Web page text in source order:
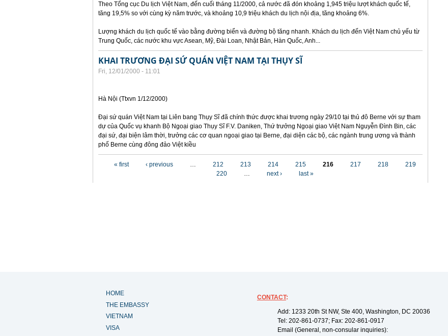
Theo Tổng cục Du lịch Việt Nam, đến cuối tháng 11/2000, cả nước đã đón khoảng 1,945 triệu lượt khách quốc tế,
tăng 19,5% so với cùng kỳ năm trước, và khoảng 10,9 triệu khách du lịch nội địa, tăng khoảng 6%.
Lượng khách du lịch quốc tế vào bằng đường biển và đường bộ tăng nhanh. Khách du lịch đến Việt Nam chủ yếu từ
Trung Quốc, các nước khu vực Asean, Mỹ, Đài Loan, Nhật Bản, Hàn Quốc, Anh...
KHAI TRƯƠNG ĐẠI SỨ QUÁN VIỆT NAM TẠI THỤY SĨ
Fri, 12/01/2000 - 11:01
Hà Nội (Ttxvn 1/12/2000)
Đại sứ quán Việt Nam tại Liên bang Thụy Sĩ đã chính thức được khai trương ngày 29/10 tại thủ đô Berne với sự tham
dự của Quốc vụ khanh Bộ Ngoại giao Thụy Sĩ F.V. Daniken, Thứ trưởng Ngoại giao Việt Nam Nguyễn Đình Bin, các
đại sứ, đại biện lâm thời, trưởng các cơ quan ngoại giao tại Berne, đại diện các bộ, các ngành trung ương và thành
phố Berne cùng đông đảo Việt kiều
« first ‹ previous … 212 213 214 215 216 217 218
219
220
… next › last »
HOME
THE EMBASSY
VIETNAM
VISA
CONTACT:
Add: 1233 20th St NW, Ste 400, Washington, DC 20036
Tel: 202-861-0737; Fax: 202-861-0917
Email (General, non-consular inquiries):